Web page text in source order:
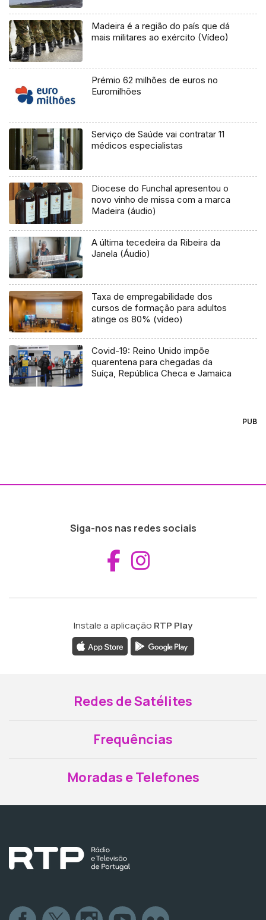
Madeira é a região do país que dá
mais militares ao exército (Vídeo)
Prémio 62 milhões de euros no
Euromilhões
Serviço de Saúde vai contratar 11
médicos especialistas
Diocese do Funchal apresentou o
novo vinho de missa com a marca
Madeira (áudio)
A última tecedeira da Ribeira da
Janela (Áudio)
Taxa de empregabilidade dos
cursos de formação para adultos
atinge os 80% (vídeo)
Covid-19: Reino Unido impõe
quarentena para chegadas da
Suíça, República Checa e Jamaica
PUB
Siga-nos nas redes sociais
Aceder ao
Instale a aplicação RTP Play
Redes de Satélites
Frequências
Moradas e Telefones